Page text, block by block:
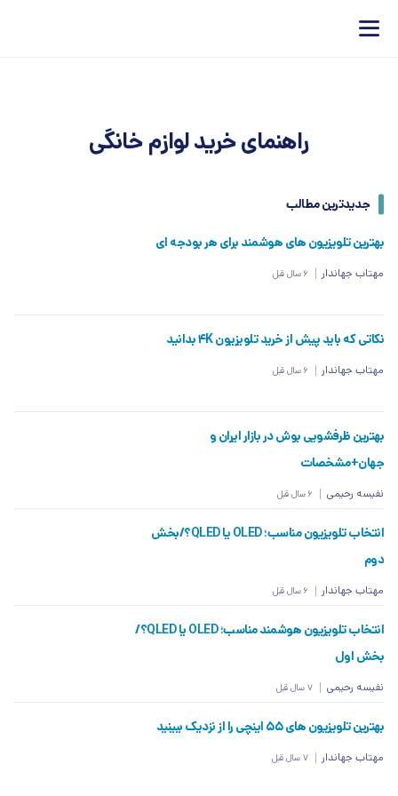
راهنمای خرید لوازم خانگی
جدیدترین مطالب
بهترین تلویزیون های هوشمند برای هر بودجه ای
مهتاب جهاندار 6 سال قبل
نکاتی که باید پیش از خرید تلویزیون 4K بدانید
مهتاب جهاندار 6 سال قبل
بهترین ظرفشویی بوش در بازار ایران و
جهان+مشخصات
نفیسه رحیمی 6 سال قبل
انتخاب تلویزیون مناسب؛ OLED یا QLED؟/بخش
دوم
مهتاب جهاندار 6 سال قبل
انتخاب تلویزیون هوشمند مناسب؛ OLED یا QLED؟/
بخش اول
نفیسه رحیمی 7 سال قبل
بهترین تلویزیون های 55 اینچی را از نزدیک ببینید
مهتاب جهاندار 7 سال قبل